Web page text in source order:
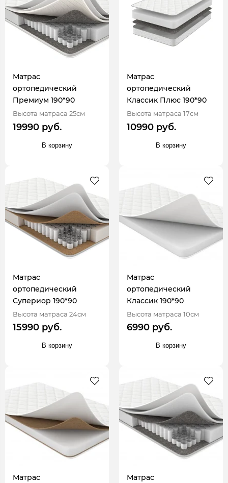
Матрас
ортопедический
Премиум 190*90
Высота матраса 25см
19990 руб.
В корзину
Матрас
ортопедический
Классик Плюс 190*90
Высота матраса 17см
10990 руб.
В корзину
Матрас
ортопедический
Супериор 190*90
Высота матраса 24см
15990 руб.
В корзину
Матрас
ортопедический
Классик 190*90
Высота матраса 10см
6990 руб.
В корзину
Матрас
Матрас